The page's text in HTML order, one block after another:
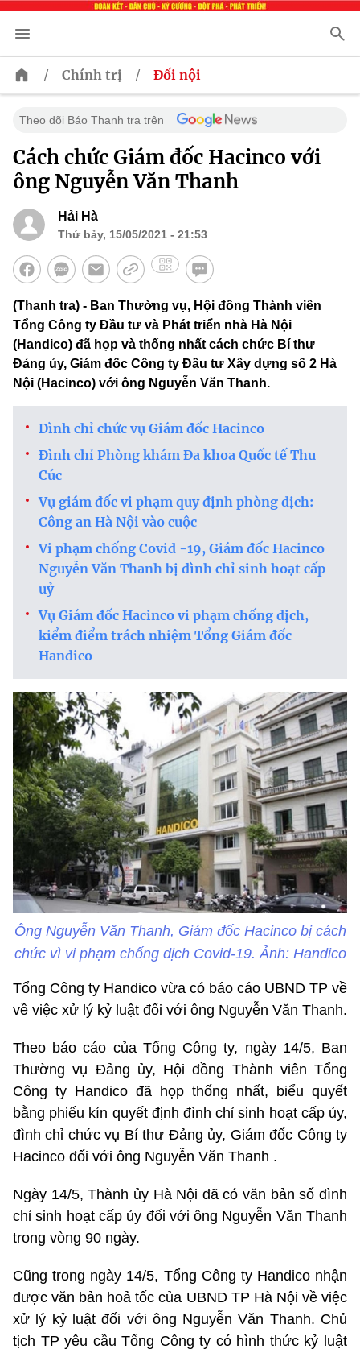
/ Chính trị / Đối nội
Theo dõi Báo Thanh tra trên
Cách chức Giám đốc Hacinco với
ông Nguyễn Văn Thanh
Hải Hà
Thứ bảy, 15/05/2021 - 21:53
(Thanh tra) - Ban Thường vụ, Hội đồng Thành viên
Tổng Công ty Đầu tư và Phát triển nhà Hà Nội
(Handico) đã họp và thống nhất cách chức Bí thư
Đảng ủy, Giám đốc Công ty Đầu tư Xây dựng số 2 Hà
Nội (Hacinco) với ông Nguyễn Văn Thanh.
Đình chỉ chức vụ Giám đốc Hacinco
Đình chỉ Phòng khám Đa khoa Quốc tế Thu
Cúc
Vụ giám đốc vi phạm quy định phòng dịch:
Công an Hà Nội vào cuộc
Vi phạm chống Covid -19, Giám đốc Hacinco
Nguyễn Văn Thanh bị đình chỉ sinh hoạt cấp
uỷ
Vụ Giám đốc Hacinco vi phạm chống dịch,
kiểm điểm trách nhiệm Tổng Giám đốc
Handico
Ông Nguyễn Văn Thanh, Giám đốc Hacinco bị cách
chức vì vi phạm chống dịch Covid-19. Ảnh: Handico
Tổng Công ty Handico vừa có báo cáo UBND TP về
về việc xử lý kỷ luật đối với ông Nguyễn Văn Thanh.
Theo báo cáo của Tổng Công ty, ngày 14/5, Ban
Thường vụ Đảng ủy, Hội đồng Thành viên Tổng
Công ty Handico đã họp thống nhất, biểu quyết
bằng phiếu kín quyết định đình chỉ sinh hoạt cấp ủy,
đình chỉ chức vụ Bí thư Đảng ủy, Giám đốc Công ty
Hacinco đối với ông Nguyễn Văn Thanh .
Ngày 14/5, Thành ủy Hà Nội đã có văn bản số đình
chỉ sinh hoạt cấp ủy đối với ông Nguyễn Văn Thanh
trong vòng 90 ngày.
Cũng trong ngày 14/5, Tổng Công ty Handico nhận
được văn bản hoả tốc của UBND TP Hà Nội về việc
xử lý kỷ luật đối với ông Nguyễn Văn Thanh. Chủ
tịch TP yêu cầu Tổng Công ty có hình thức kỷ luật